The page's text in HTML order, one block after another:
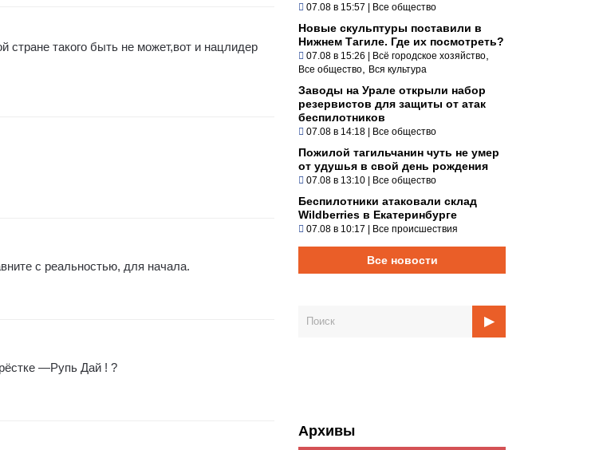
такого быть не может,вот и нацлидер
с реальностью, для начала.
—Рупь Дай ! ?
07.08 в 15:57 | Все общество
Новые скульптуры поставили в
Нижнем Тагиле. Где их посмотреть?
07.08 в 15:26 | Всё городское хозяйство
Все общество Вся культура
Заводы на Урале открыли набор
резервистов для защиты от атак
беспилотников
07.08 в 14:18 | Все общество
Пожилой тагильчанин чуть не умер
от удушья в свой день рождения
07.08 в 13:10 | Все общество
Беспилотники атаковали склад
Wildberries в Екатеринбурге
07.08 в 10:17 | Все происшествия
Все новости
Архивы